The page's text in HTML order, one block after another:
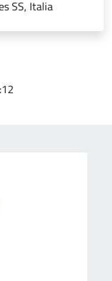
SS, Italia